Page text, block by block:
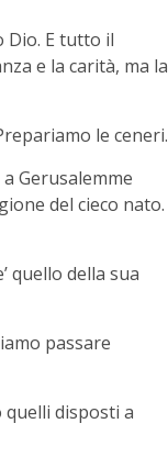
Dio. E tutto il
e la carità, ma la
le ceneri.
Gerusalemme
del cieco nato.
quello della sua
passare
quelli disposti a